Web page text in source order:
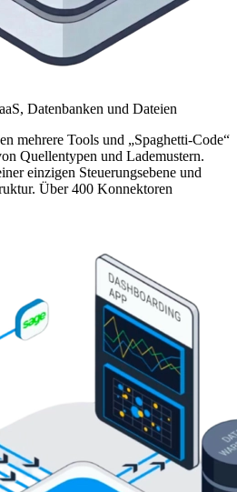
Datenbanken und Dateien
mehrere Tools und „Spaghetti-Code“
Quellentypen und Lademustern.
einzigen Steuerungsebene und
Über 400 Konnektoren